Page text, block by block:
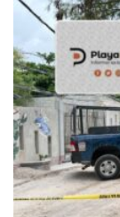
Si tienes
autoridades
comuniques al
También
Jiménez
José Juan
vez por sus